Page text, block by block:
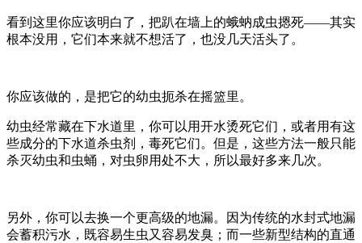
看到这里你应该明白了，把趴在墙上的蛾蚋成虫摁死——其实
根本没用，它们本来就不想活了，也没几天活头了。
你应该做的，是把它的幼虫扼杀在摇篮里。
幼虫经常藏在下水道里，你可以用开水烫死它们，或者用有这
些成分的下水道杀虫剂，毒死它们。但是，这些方法一般只能
杀灭幼虫和虫蛹，对虫卵用处不大，所以最好多来几次。
另外，你可以去换一个更高级的地漏。因为传统的水封式地漏
会蓄积污水，既容易生虫又容易发臭；而一些新型结构的直通